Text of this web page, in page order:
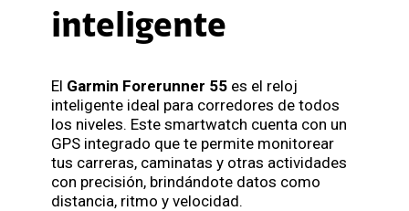
inteligente
El Garmin Forerunner 55 es el reloj
inteligente ideal para corredores de todos
los niveles. Este smartwatch cuenta con un
GPS integrado que te permite monitorear
tus carreras, caminatas y otras actividades
con precisión, brindándote datos como
distancia, ritmo y velocidad.